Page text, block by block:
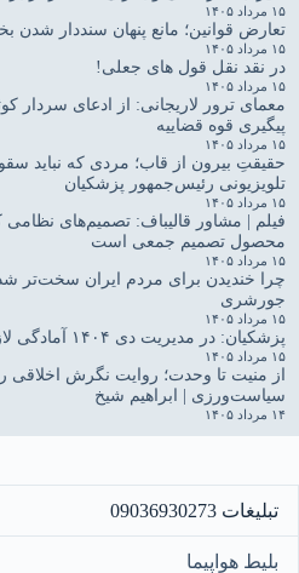
۱۵ مرداد ۱۴۰۵
تعارض قوانین؛ مانع پنهان سنددار شدن
۱۵ مرداد ۱۴۰۵
در نقد نقل قول های جعلی!
۱۵ مرداد ۱۴۰۵
معمای ترور لاریجانی: از ادعای سردار
پیگیری قوه قضاییه
۱۵ مرداد ۱۴۰۵
حقیقتِ بیرون از قاب؛ مردی که نباید
تلویزیونی رئیس‌جمهور پزشکیان
۱۵ مرداد ۱۴۰۵
فیلم | مشاور قالیباف: تصمیم‌های
محصول تصمیم جمعی است
۱۵ مرداد ۱۴۰۵
چرا خندیدن برای مردم ایران سخت‌تر
جورشری
۱۵ مرداد ۱۴۰۵
پزشکیان: در مدیریت دی ۱۴۰۴ آمادگی لازم نبود
۱۵ مرداد ۱۴۰۵
از منیت تا وحدت؛ روایت نگرش اخلاقی
سیاست‌ورزی | ابراهیم شیخ
۱۴ مرداد ۱۴۰۵
تبلیغات 09036930273
بلیط هواپیما